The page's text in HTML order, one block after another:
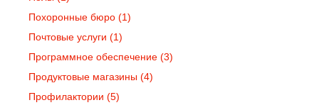
Похоронные бюро (1)
Почтовые услуги (1)
Программное обеспечение (3)
Продуктовые магазины (4)
Профилактории (5)